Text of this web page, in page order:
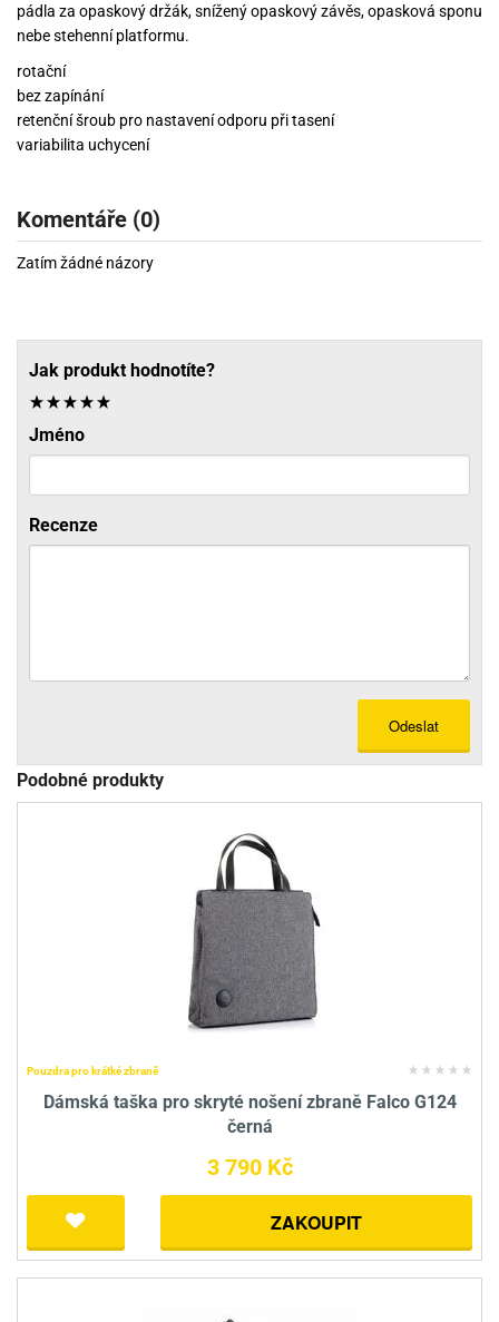
pádla za opaskový držák, snížený opaskový závěs, opasková sponu
nebe stehenní platformu.
rotační
bez zapínání
retenční šroub pro nastavení odporu při tasení
variabilita uchycení
Komentáře (0)
Zatím žádné názory
Jak produkt hodnotíte?
Jméno
Recenze
Odeslat
Podobné produkty
Pouzdra pro krátké zbraně
Dámská taška pro skryté nošení zbraně Falco G124
černá
3 790 Kč
ZAKOUPIT